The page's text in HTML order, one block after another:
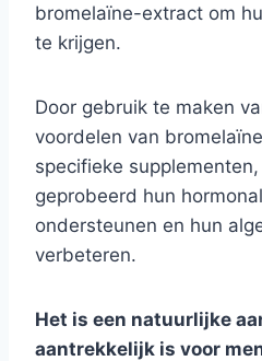
bromelaïne-extract om
te krijgen.
Door gebruik te maken
voordelen van
specifieke
geprobeerd hun
ondersteunen en hun
verbeteren.
Het is een natuurlijke
aantrekkelijk is voor